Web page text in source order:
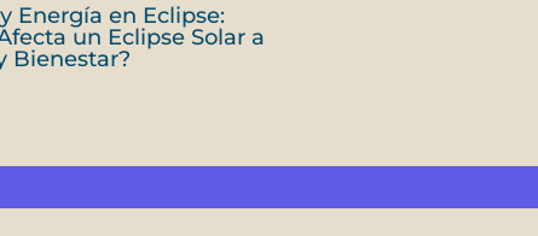
Energía en Eclipse:
un Eclipse Solar a
Bienestar?